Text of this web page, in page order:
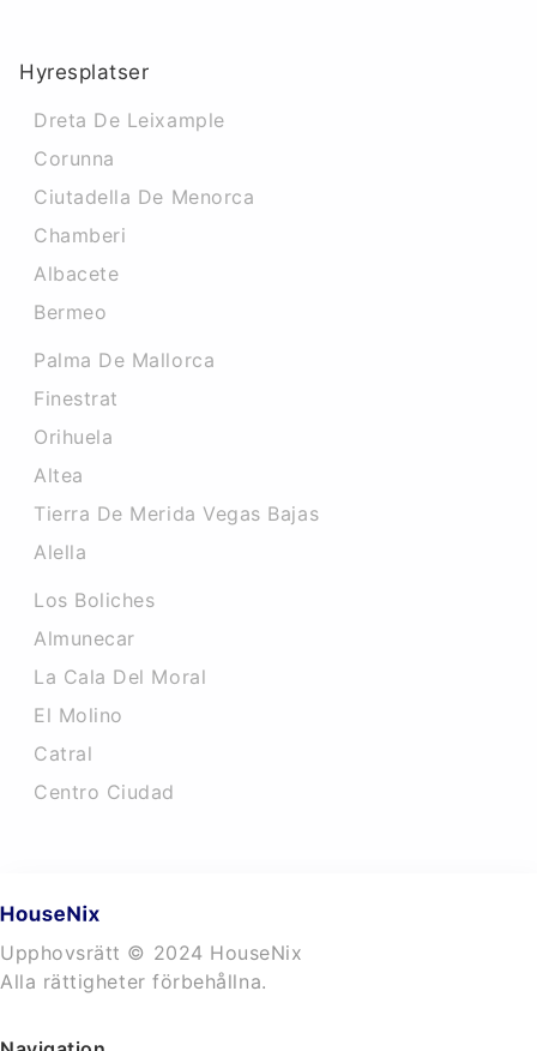
Hyresplatser
Dreta De Leixample
Corunna
Ciutadella De Menorca
Chamberi
Albacete
Bermeo
Palma De Mallorca
Finestrat
Orihuela
Altea
Tierra De Merida Vegas Bajas
Alella
Los Boliches
Almunecar
La Cala Del Moral
El Molino
Catral
Centro Ciudad
Upphovsrätt © 2024 HouseNix
Alla rättigheter förbehållna.